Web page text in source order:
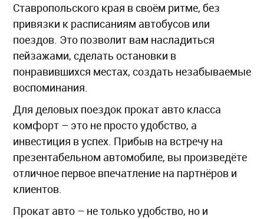
Ставропольского края в своём ритме, без
привязки к расписаниям автобусов или
поездов. Это позволит вам насладиться
пейзажами, сделать остановки в
понравившихся местах, создать незабываемые
воспоминания.
Для деловых поездок прокат авто класса
комфорт – это не просто удобство, а
инвестиция в успех. Прибыв на встречу на
презентабельном автомобиле, вы произведёте
отличное первое впечатление на партнёров и
клиентов.
Прокат авто – не только удобство, но и